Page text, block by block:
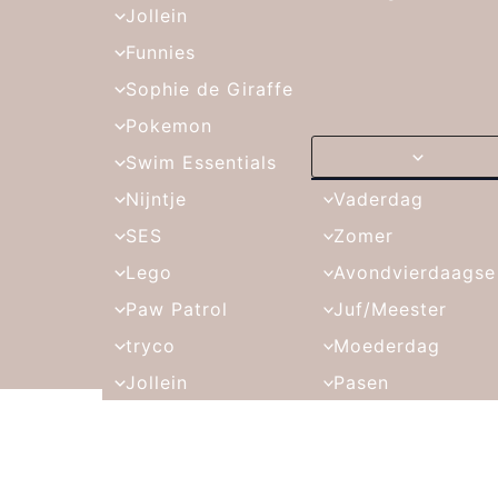
Jollein
Funnies
Sophie de Giraffe
Pokemon
Swim Essentials
Nijntje
SES
Lego
Paw Patrol
tryco
Jollein
Vaderdag
Zomer
Avondvierdaagse
Juf/Meester
Moederdag
Pasen